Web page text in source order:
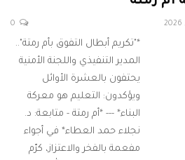
*"تكريم أبطال التفوق بأم رمتة"..
المدير التنفيذي واللجنة الأمنية
يحتفون بالعشرة الأوائل
ويؤكدون: التعليم هو معركة
البناء* --- *أم رمتة - متابعة: د.
نجلاء حمد العطاء* في أجواء
مفعمة بالفخر والاعتزاز، كرّم